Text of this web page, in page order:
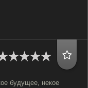
будущее, некое